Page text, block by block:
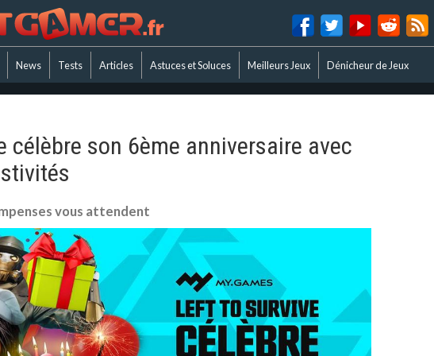
News Tests Articles Astuces et Soluces Meilleurs Jeux Dénicheur de Jeux
célèbre son 6ème anniversaire avec
vous attendent